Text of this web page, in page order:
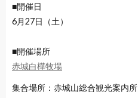
■開催日
6月27日（土）
■開催場所
赤城白樺牧場
集合場所：赤城山総合観光案内所